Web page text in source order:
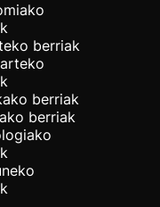
berriak
berriak
berriak